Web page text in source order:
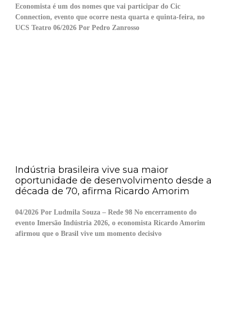
Economista é um dos nomes que vai participar do Cic
Connection, evento que ocorre nesta quarta e quinta-feira, no
UCS Teatro 06/2026 Por Pedro Zanrosso
Indústria brasileira vive sua maior
oportunidade de desenvolvimento desde a
década de 70, afirma Ricardo Amorim
04/2026 Por Ludmila Souza – Rede 98 No encerramento do
evento Imersão Indústria 2026, o economista Ricardo Amorim
afirmou que o Brasil vive um momento decisivo